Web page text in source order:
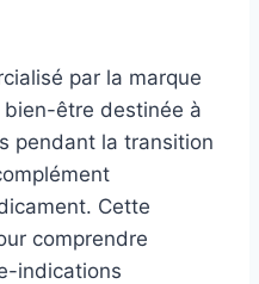
par la marque
être destinée à
pendant la transition
Cette
comprendre
indications